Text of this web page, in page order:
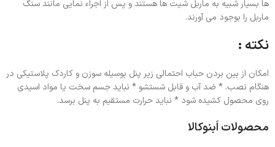
ها بسیار شبیه به ماربل شیت ها هستند و پس از اجراء نمایی مانند سنگ
ماربل را بوجود می آورند.
نکته :
امکان از بین بردن حباب احتمالی زیر پنل بوسیله سوزن و کاردک پلاستیکی در
هنگام نصب. * ضد آب و قابل شستشو * نباید جسم سخت یا مواد اسیدی
روی محصول کشیده شود * نباید حرارت مستقیم به پنل برسد.
محصولات اَبنوکالا